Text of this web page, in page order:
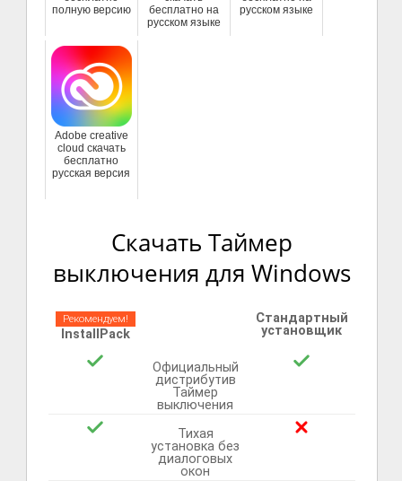
полную версию
бесплатно на
русском языке
русском языке
Adobe creative
cloud скачать
бесплатно
русская версия
Скачать Таймер
выключения для Windows
Рекомендуем!
InstallPack
Стандартный
установщик
Официальный
дистрибутив
Таймер
выключения
Тихая
установка без
диалоговых
окон